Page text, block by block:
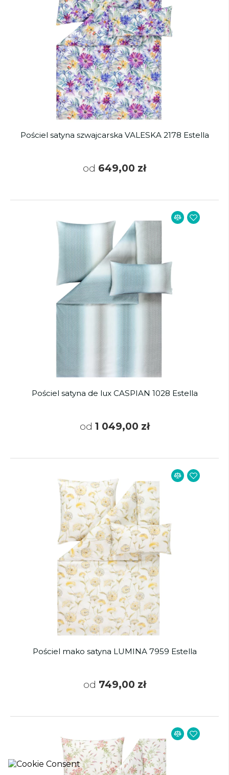
Pościel satyna szwajcarska VALESKA 2178 Estella
od 649,00 zł
Pościel satyna de lux CASPIAN 1028 Estella
od 1 049,00 zł
Pościel mako satyna LUMINA 7959 Estella
od 749,00 zł